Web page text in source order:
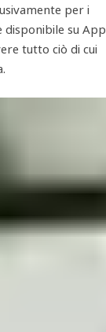
per i
su App
tutto ciò di cui